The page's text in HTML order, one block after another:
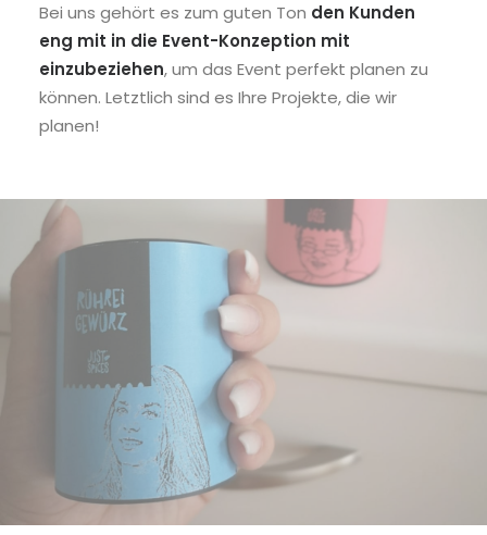
Bei uns gehört es zum guten Ton den Kunden
eng mit in die Event-Konzeption mit
einzubeziehen, um das Event perfekt planen zu
können. Letztlich sind es Ihre Projekte, die wir
planen!